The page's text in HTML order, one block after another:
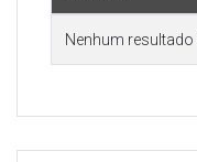
Nenhum